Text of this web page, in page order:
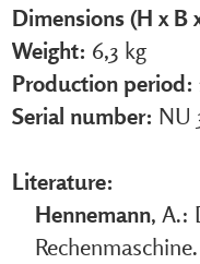
Dimensions (H x B
Weight: 6,3 kg
Production period:
Serial number: NU
Literature:
Hennemann, A.: